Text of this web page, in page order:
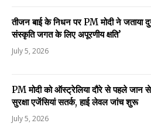
तीजन बाई के निधन पर PM मोदी ने
संस्कृति जगत के लिए अपूरणीय क्षति’
July 5, 2026
PM मोदी को ऑस्ट्रेलिया दौरे से पहले जान
सुरक्षा एजेंसियां सतर्क, हाई लेवल जांच शुरू
July 5, 2026